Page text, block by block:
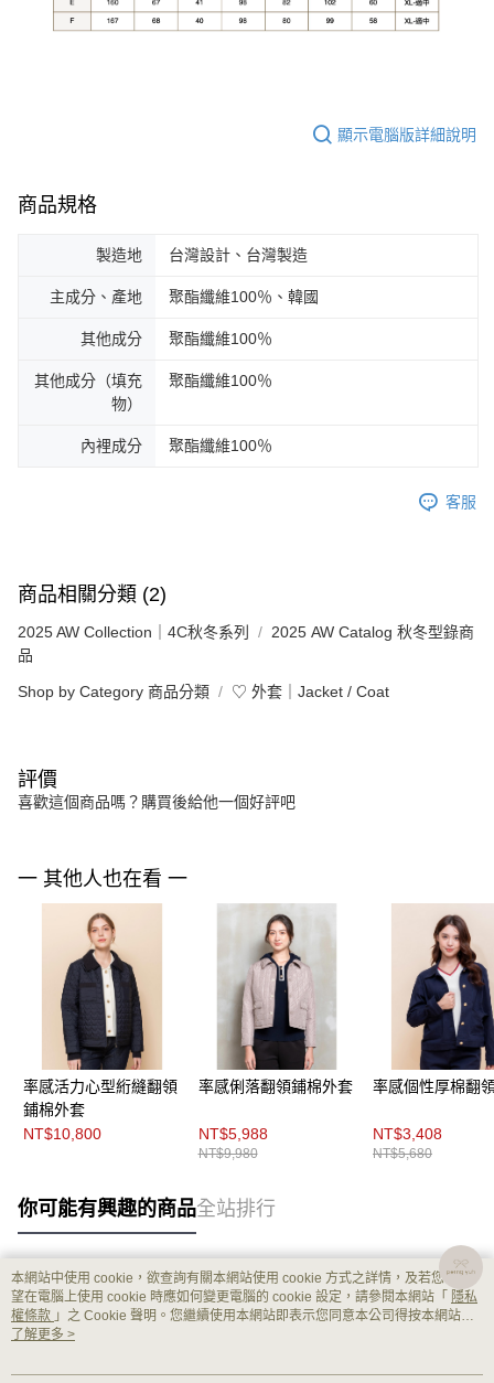
顯示電腦版詳細說明
商品規格
製造地 台灣設計、台灣製造
主成分、產地 聚酯纖維100％、韓國
其他成分 聚酯纖維100％
其他成分（填充
物）
聚酯纖維100％
內裡成分 聚酯纖維100％
客服
商品相關分類 (2)
2025 AW Collection｜4C秋冬系列
2025 AW Catalog 秋冬型錄商
品
Shop by Category 商品分類 ♡ 外套｜Jacket / Coat
評價
喜歡這個商品嗎？購買後給他一個好評吧
一 其他人也在看 一
率感活力心型絎縫翻領
鋪棉外套
NT$10,800
率感俐落翻領鋪棉外套
NT$5,988
NT$9,980
率感個性厚棉翻
NT$3,408
NT$5,680
你可能有興趣的商品全站排行
熱門標籤
本網站中使用 cookie，欲查詢有關本網站使用 cookie 方式之詳情，及若您不希
望在電腦上使用 cookie 時應如何變更電腦的 cookie 設定，請參閱本網站「 隱私
權條款 」之 Cookie 聲明。您繼續使用本網站即表示您同意本公司得按本網站使
用條款之 Cookie 聲明使用 cookie。
了解更多 >